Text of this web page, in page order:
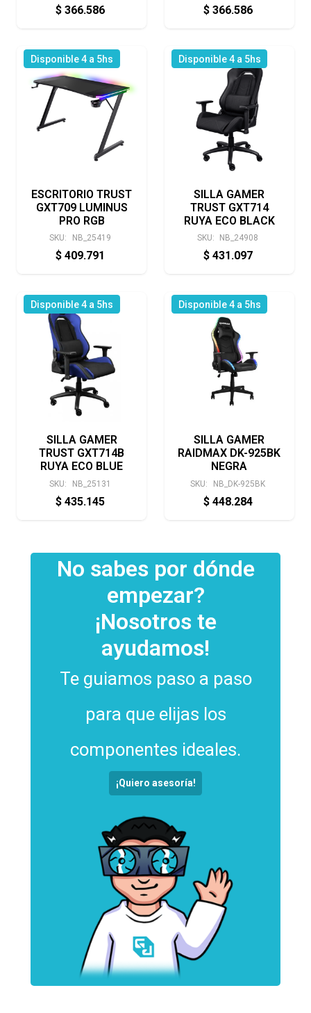
$ 366.586 $ 366.586
Disponible 4 a 5hs
ESCRITORIO TRUST
GXT709 LUMINUS
PRO RGB
SKU: NB_25419
$ 409.791
Disponible 4 a 5hs
SILLA GAMER
TRUST GXT714
RUYA ECO BLACK
SKU: NB_24908
$ 431.097
Disponible 4 a 5hs
SILLA GAMER
TRUST GXT714B
RUYA ECO BLUE
SKU: NB_25131
$ 435.145
Disponible 4 a 5hs
SILLA GAMER
RAIDMAX DK-925BK
NEGRA
SKU: NB_DK-925BK
$ 448.284
No sabes por dónde
empezar?
¡Nosotros te
ayudamos!
Te guiamos paso a paso
para que elijas los
componentes ideales.
¡Quiero asesoría!